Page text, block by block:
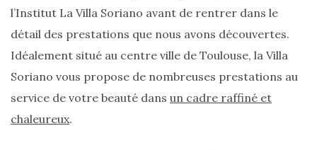
23/05/2026
l’Institut La Villa Soriano avant de rentrer dans le
détail des prestations que nous avons découvertes.
Idéalement situé au centre ville de Toulouse, la Villa
Soriano vous propose de nombreuses prestations au
service de votre beauté dans un cadre raffiné et
chaleureux.